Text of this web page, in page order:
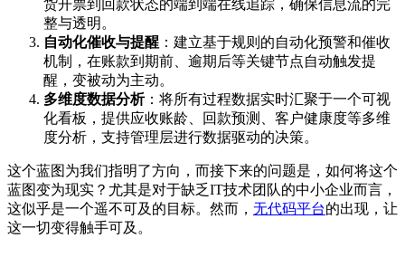
货开票到回款状态的端到端在线追踪，确保信息流的完
整与透明。
自动化催收与提醒 ：建立基于规则的自动化预警和催收
机制，在账款到期前、逾期后等关键节点自动触发提
醒，变被动为主动。
多维度数据分析：将所有过程数据实时汇聚于一个可视
化看板，提供应收账龄、回款预测、客户健康度等多维
度分析，支持管理层进行数据驱动的决策。
这个蓝图为我们指明了方向，而接下来的问题是，如何将这个
蓝图变为现实？尤其是对于缺乏IT技术团队的中小企业而言，
这似乎是一个遥不可及的目标。然而， 无代码平台的出现，让
这一切变得触手可及。